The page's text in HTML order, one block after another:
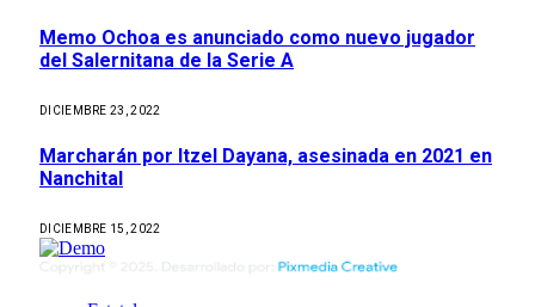
Memo Ochoa es anunciado como nuevo jugador
del Salernitana de la Serie A
DICIEMBRE 23, 2022
Marcharán por Itzel Dayana, asesinada en 2021 en
Nanchital
DICIEMBRE 15, 2022